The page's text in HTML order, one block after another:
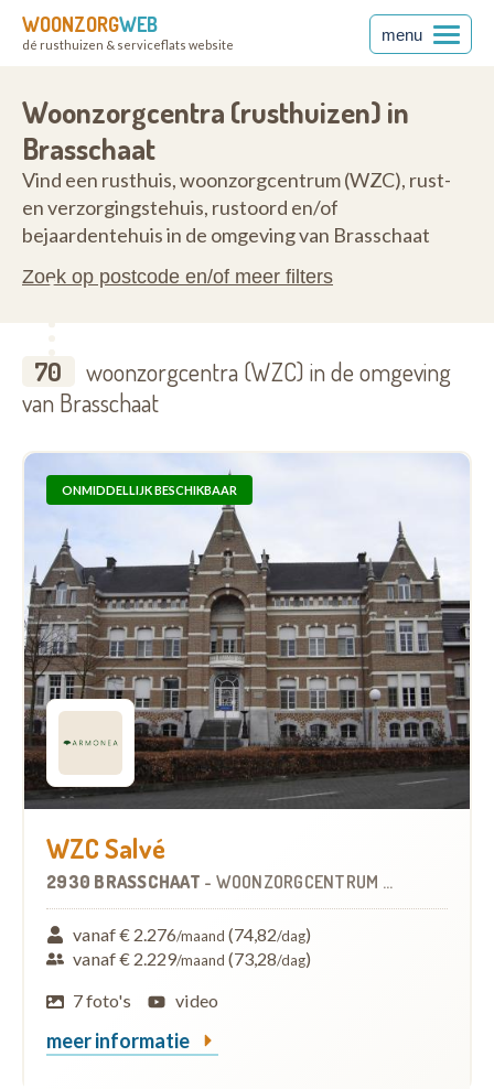
WOONZORGWEB
dé rusthuizen & serviceflats website
menu
Woonzorgcentra (rusthuizen) in
Brasschaat
Vind een rusthuis, woonzorgcentrum (WZC), rust-
en verzorgingstehuis, rustoord en/of
bejaardentehuis in de omgeving van Brasschaat
Zoek op postcode en/of meer filters
70
woonzorgcentra (WZC) in de omgeving
van Brasschaat
ONMIDDELLIJK BESCHIKBAAR
WZC Salvé
2930 BRASSCHAAT - WOONZORGCENTRUM (WZC)
vanaf € 2.276/maand (74,82/dag)
vanaf € 2.229/maand (73,28/dag)
7 foto's
video
meer informatie